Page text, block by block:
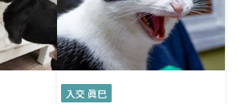
入交 眞巳